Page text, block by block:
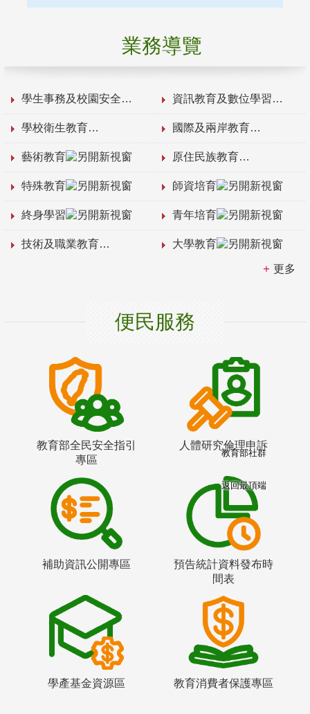
業務導覽
學生事務及校園安全 資訊教育及數位學習
學校衛生教育 國際及兩岸教育
藝術教育 原住民族教育
特殊教育 師資培育
終身學習 青年培育
技術及職業教育 大學教育
更多
便民服務
教育部全民安全指引
專區
人體研究倫理申訴
補助資訊公開專區
預告統計資料發布時
間表
學產基金資源區 教育消費者保護專區
教育部社群
返回最頂端